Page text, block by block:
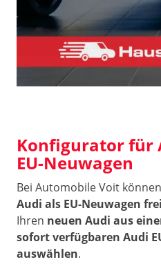
Konfigurator für
EU-Neuwagen
Bei Automobile Voit
Audi als EU-Neuwagen
Ihren neuen Audi aus
sofort verfügbaren Audi
auswählen.